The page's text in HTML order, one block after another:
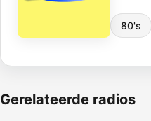
80's
Gerelateerde radios